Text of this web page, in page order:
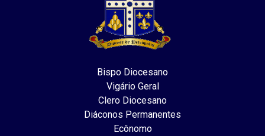
Bispo Diocesano
Vigário Geral
Clero Diocesano
Diáconos Permanentes
Ecônomo